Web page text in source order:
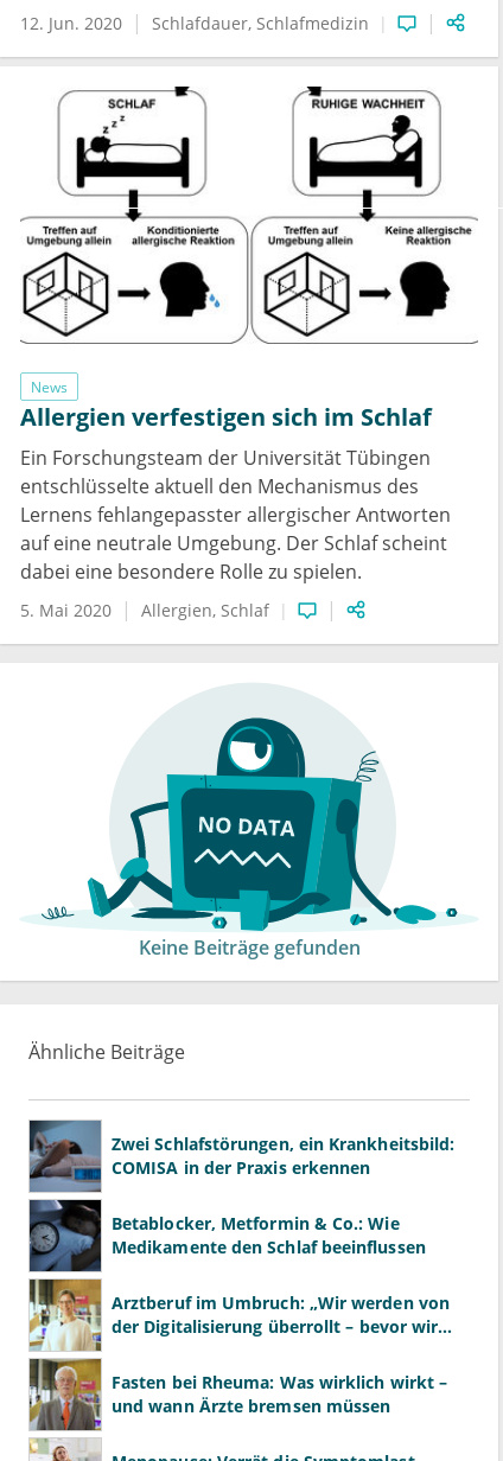
12. Jun. 2020 Schlafdauer Schlafmedizin
News
Allergien verfestigen sich im Schlaf
Ein Forschungsteam der Universität Tübingen
entschlüsselte aktuell den Mechanismus des
Lernens fehlangepasster allergischer Antworten
auf eine neutrale Umgebung. Der Schlaf scheint
dabei eine besondere Rolle zu spielen.
5. Mai 2020 Allergien Schlaf
Keine Beiträge gefunden
Ähnliche Beiträge
Zwei Schlafstörungen, ein Krankheitsbild:
COMISA in der Praxis erkennen
Betablocker, Metformin & Co.: Wie
Medikamente den Schlaf beeinflussen
Arztberuf im Umbruch: „Wir werden von
der Digitalisierung überrollt – bevor wir
Fasten bei Rheuma: Was wirklich wirkt –
und wann Ärzte bremsen müssen